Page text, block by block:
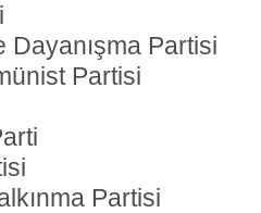
Dayanışma Partisi
Partisi
Partisi